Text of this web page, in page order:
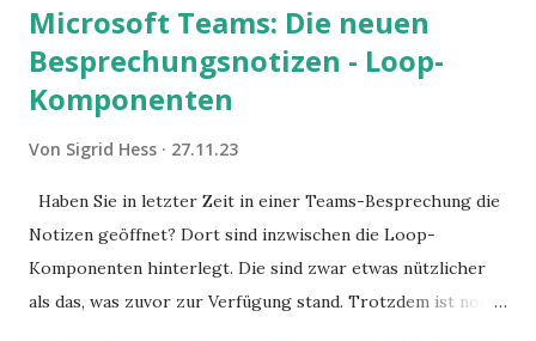
Microsoft Teams: Die neuen
Besprechungsnotizen - Loop-
Komponenten
Von Sigrid Hess 27.11.23
Haben Sie in letzter Zeit in einer Teams-Besprechung die
Notizen geöffnet? Dort sind inzwischen die Loop-
Komponenten hinterlegt. Die sind zwar etwas nützlicher
als das, was zuvor zur Verfügung stand. Trotzdem ist noch